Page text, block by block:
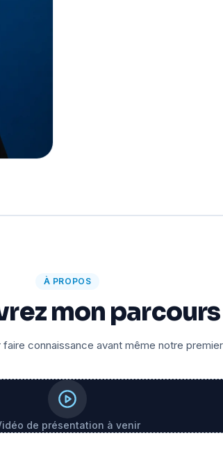
À PROPOS
mon parcours
connaissance avant même notre
de présentation à venir